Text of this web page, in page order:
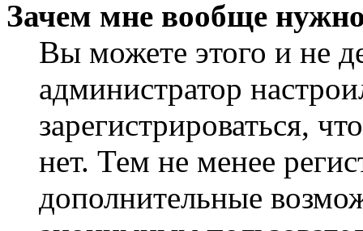
Зачем мне вообще
Вы можете этого и не
администратор
зарегистрироваться,
нет. Тем не менее
дополнительные